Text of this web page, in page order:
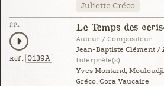
Juliette Gréco
22.
Réf : 0139A
Le Temps des
Auteur / Compositeur
Jean-Baptiste Clément /
Interprète(s)
Yves Montand,
Gréco, Cora Vaucaire